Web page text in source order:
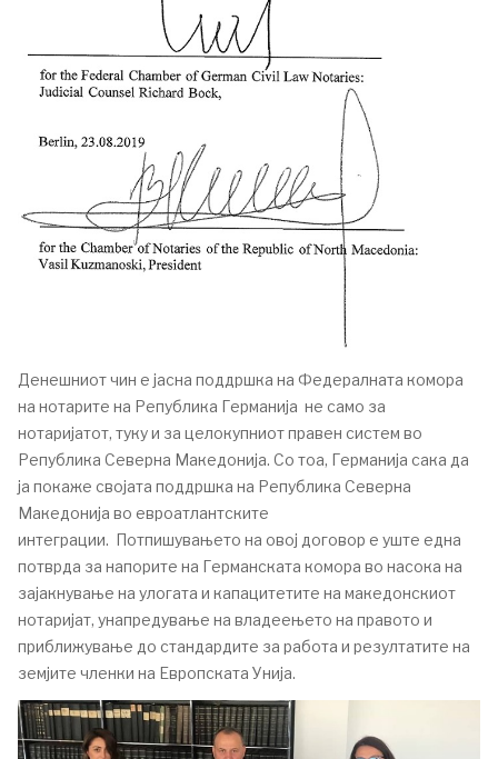
Денешниот чин е јасна поддршка на Федералната комора
на нотарите на Република Германија не само за
нотаријатот, туку и за целокупниот правен систем во
Република Северна Македонија. Со тоа, Германија сака да
ја покаже својата поддршка на Република Северна
Македонија во евроатлантските
интеграции. Потпишувањето на овој договор е уште една
потврда за напорите на Германската комора во насока на
зајакнување на улогата и капацитетите на македонскиот
нотаријат, унапредување на владеењето на правото и
приближување до стандардите за работа и резултатите на
земјите членки на Европската Унија.